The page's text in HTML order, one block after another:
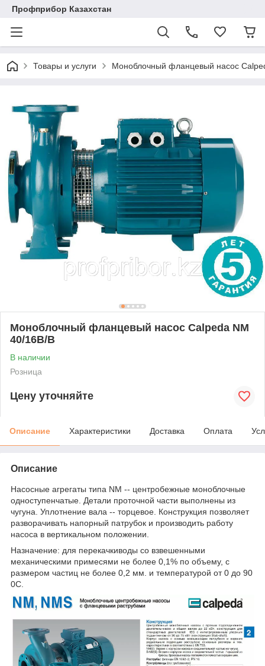
Профприбор Казахстан
Товары и услуги Моноблочный фланцевый насос
Моноблочный фланцевый насос Calpeda NM
40/16B/B
В наличии
Розница
Цену уточняйте
Описание Характеристики Доставка Оплата
Описание
Насосные агрегаты типа NM -- центробежные моноблочные
одноступенчатые. Детали проточной части выполнены из
чугуна. Уплотнение вала -- торцевое. Конструкция позволяет
разворачивать напорный патрубок и производить работу
насоса в вертикальном положении.
Назначение: для перекачкиводы со взвешенными
механическими примесями не более 0,1% по объему, с
размером частиц не более 0,2 мм. и температурой от 0 до 90
0С.